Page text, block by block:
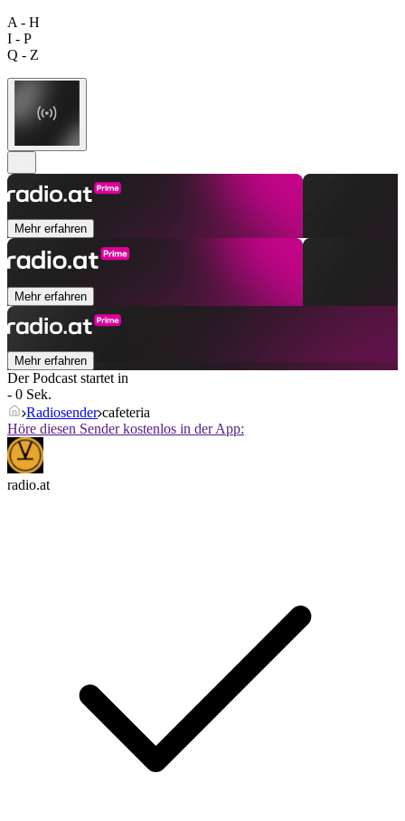
A - H
I - P
Q - Z
Mehr erfahren
Mehr erfahren
Mehr erfahren
Der Podcast startet in
- 0 Sek.
Radiosender cafeteria
Höre diesen Sender kostenlos in der App:
radio.at